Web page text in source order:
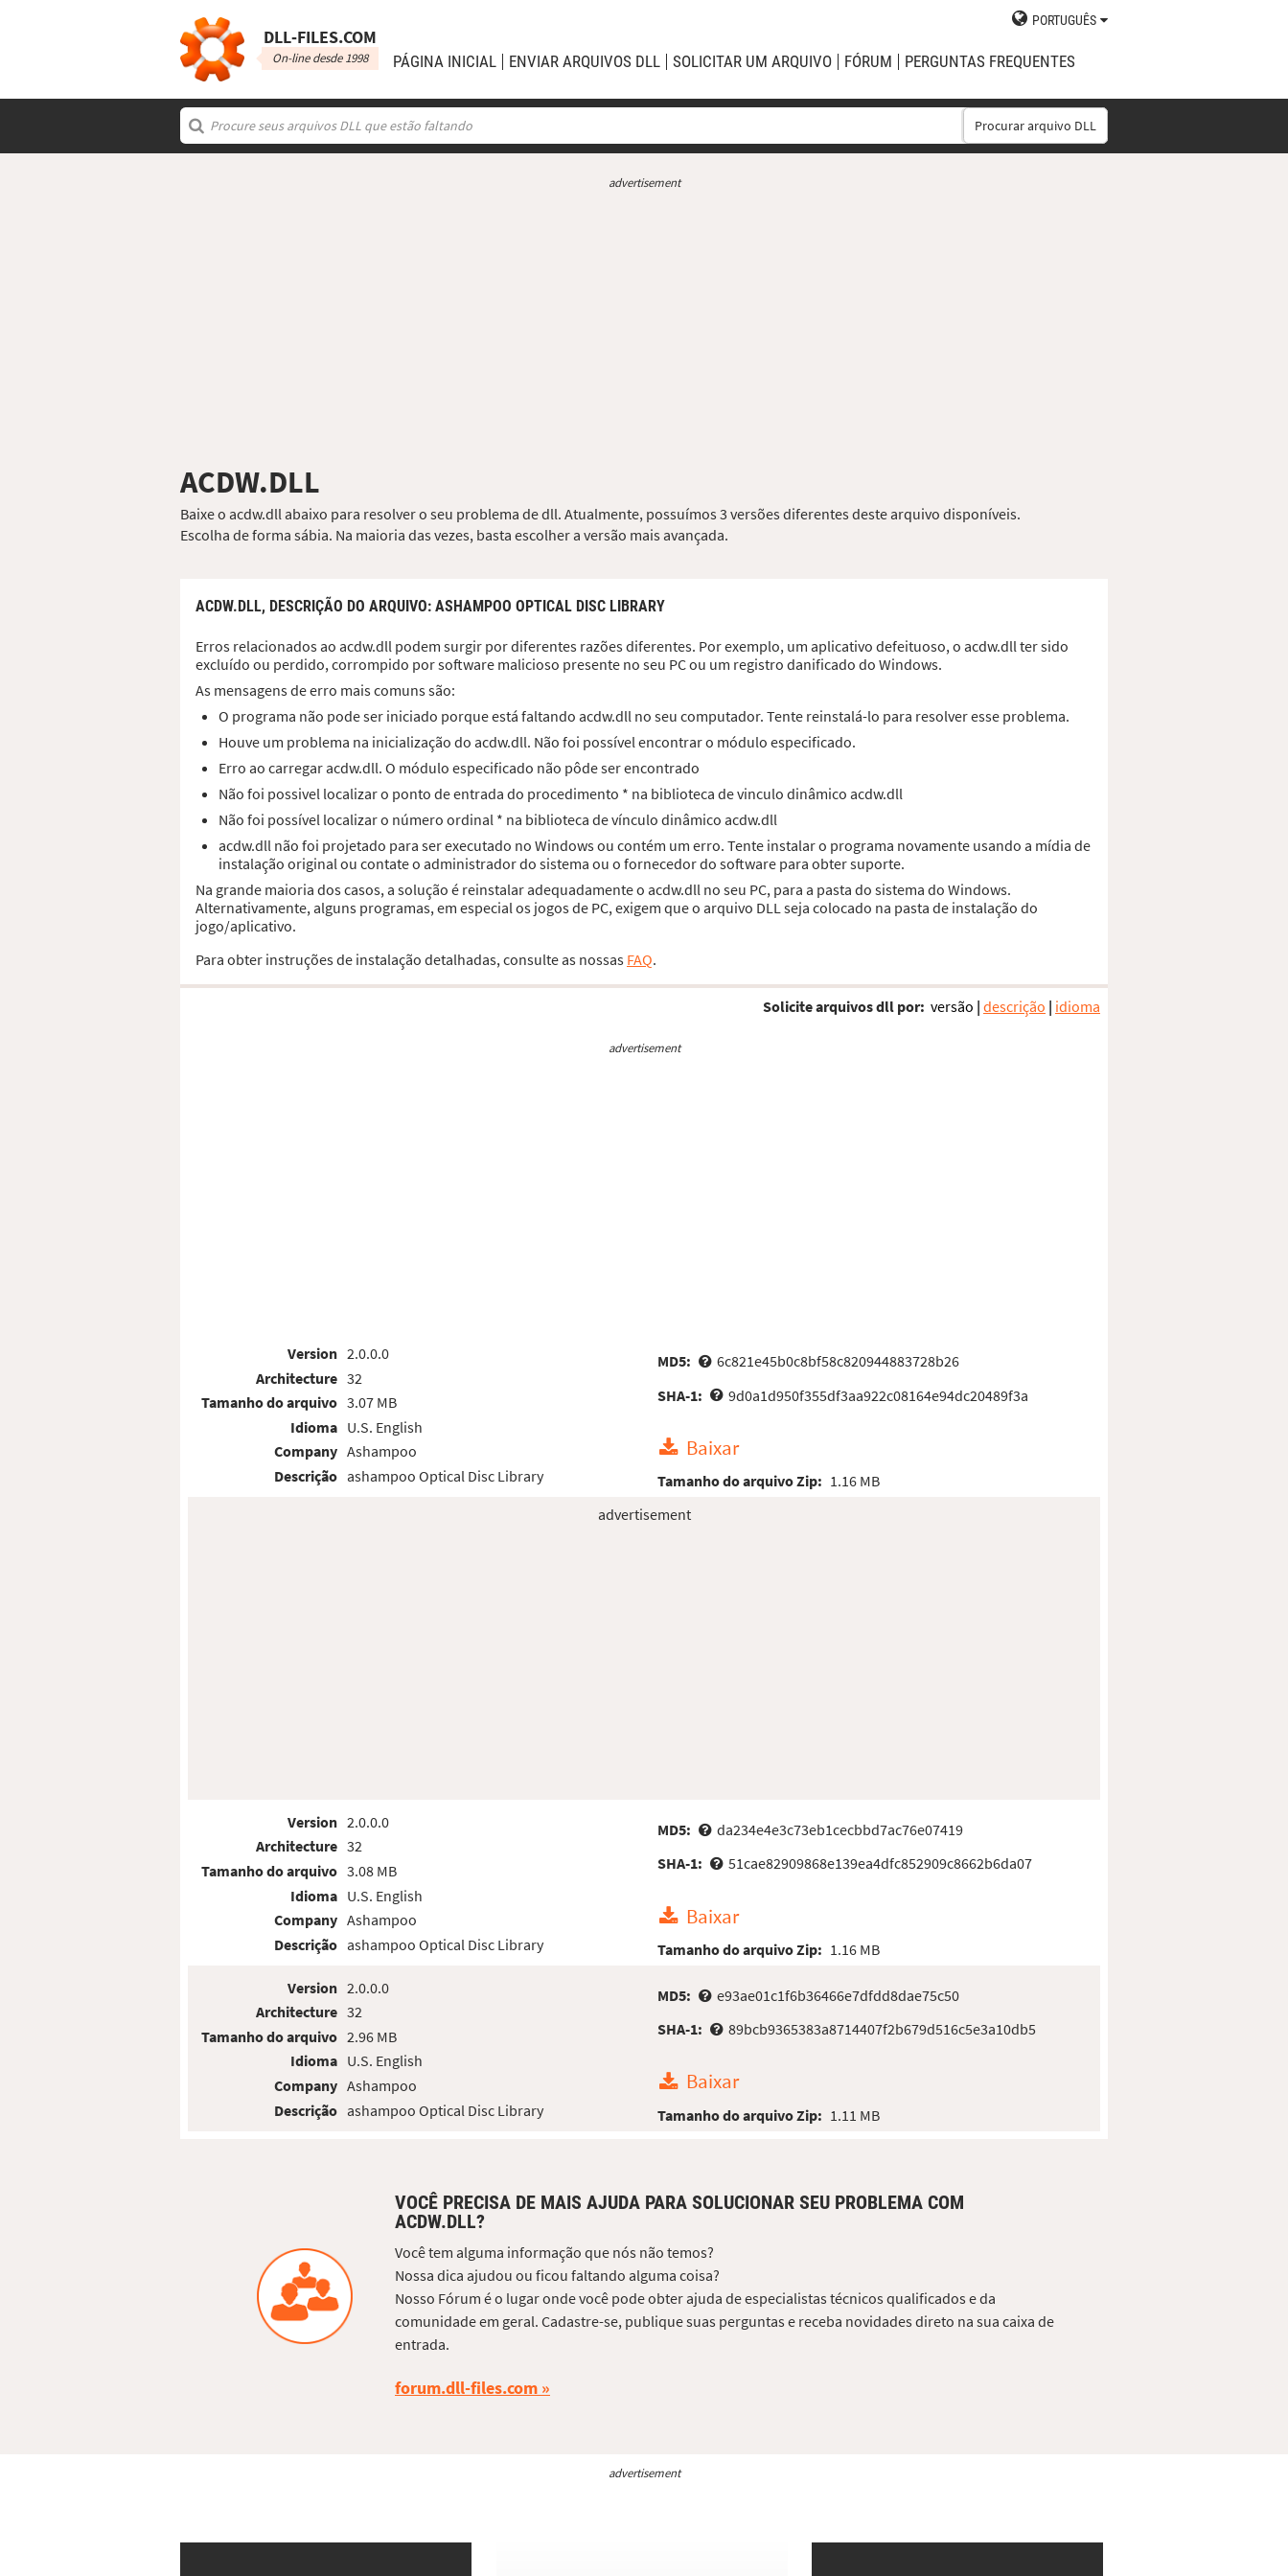
DLL‑FILES.COM
On-line desde 1998
PORTUGUÊS
PÁGINA INICIAL ENVIAR ARQUIVOS DLL SOLICITAR UM ARQUIVO FÓRUM PERGUNTAS FREQUENTES
Procurar arquivo DLL
advertisement
ACDW.DLL
Baixe o acdw.dll abaixo para resolver o seu problema de dll. Atualmente, possuímos 3 versões diferentes deste arquivo disponíveis.
Escolha de forma sábia. Na maioria das vezes, basta escolher a versão mais avançada.
ACDW.DLL, DESCRIÇÃO DO ARQUIVO: ASHAMPOO OPTICAL DISC LIBRARY
Erros relacionados ao acdw.dll podem surgir por diferentes razões diferentes. Por exemplo, um aplicativo defeituoso, o acdw.dll ter sido
excluído ou perdido, corrompido por software malicioso presente no seu PC ou um registro danificado do Windows.
As mensagens de erro mais comuns são:
O programa não pode ser iniciado porque está faltando acdw.dll no seu computador. Tente reinstalá-lo para resolver esse problema.
Houve um problema na inicialização do acdw.dll. Não foi possível encontrar o módulo especificado.
Erro ao carregar acdw.dll. O módulo especificado não pôde ser encontrado
Não foi possivel localizar o ponto de entrada do procedimento * na biblioteca de vinculo dinâmico acdw.dll
Não foi possível localizar o número ordinal * na biblioteca de vínculo dinâmico acdw.dll
acdw.dll não foi projetado para ser executado no Windows ou contém um erro. Tente instalar o programa novamente usando a mídia de
instalação original ou contate o administrador do sistema ou o fornecedor do software para obter suporte.
Na grande maioria dos casos, a solução é reinstalar adequadamente o acdw.dll no seu PC, para a pasta do sistema do Windows.
Alternativamente, alguns programas, em especial os jogos de PC, exigem que o arquivo DLL seja colocado na pasta de instalação do
jogo/aplicativo.
Para obter instruções de instalação detalhadas, consulte as nossas FAQ.
Solicite arquivos dll por: versão | descrição | idioma
advertisement
Version
Architecture
Tamanho do arquivo
Idioma
Company
Descrição
2.0.0.0
32
3.07 MB
U.S. English
Ashampoo
ashampoo Optical Disc Library
MD5:
6c821e45b0c8bf58c820944883728b26
SHA-1:
9d0a1d950f355df3aa922c08164e94dc20489f3a
Baixar
Tamanho do arquivo Zip: 1.16 MB
advertisement
Version
Architecture
Tamanho do arquivo
Idioma
Company
Descrição
2.0.0.0
32
3.08 MB
U.S. English
Ashampoo
ashampoo Optical Disc Library
MD5:
da234e4e3c73eb1cecbbd7ac76e07419
SHA-1:
51cae82909868e139ea4dfc852909c8662b6da07
Baixar
Tamanho do arquivo Zip: 1.16 MB
Version
Architecture
Tamanho do arquivo
Idioma
Company
Descrição
2.0.0.0
32
2.96 MB
U.S. English
Ashampoo
ashampoo Optical Disc Library
MD5:
e93ae01c1f6b36466e7dfdd8dae75c50
SHA-1:
89bcb9365383a8714407f2b679d516c5e3a10db5
Baixar
Tamanho do arquivo Zip: 1.11 MB
VOCÊ PRECISA DE MAIS AJUDA PARA SOLUCIONAR SEU PROBLEMA COM
ACDW.DLL?
Você tem alguma informação que nós não temos?
Nossa dica ajudou ou ficou faltando alguma coisa?
Nosso Fórum é o lugar onde você pode obter ajuda de especialistas técnicos qualificados e da
comunidade em geral. Cadastre-se, publique suas perguntas e receba novidades direto na sua caixa de
entrada.
forum.dll-files.com
advertisement